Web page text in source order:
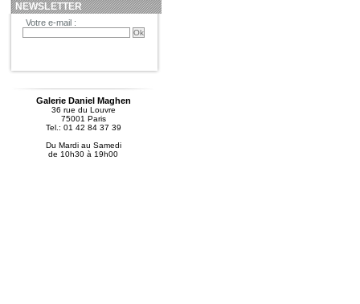
NEWSLETTER
Votre e-mail :
Galerie Daniel Maghen
36 rue du Louvre
75001 Paris
Tel.: 01 42 84 37 39
Du Mardi au Samedi
de 10h30 à 19h00